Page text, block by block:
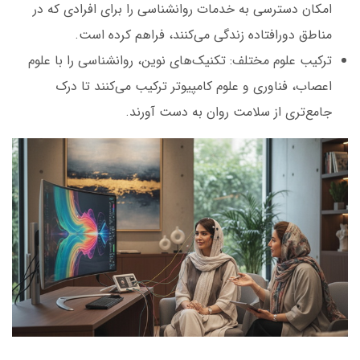
امکان دسترسی به خدمات روانشناسی را برای افرادی که در
مناطق دورافتاده زندگی می‌کنند، فراهم کرده است.
ترکیب علوم مختلف: تکنیک‌های نوین، روانشناسی را با علوم
اعصاب، فناوری و علوم کامپیوتر ترکیب می‌کنند تا درک
جامع‌تری از سلامت روان به دست آورند.